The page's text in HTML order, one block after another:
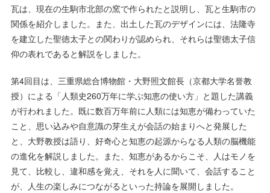
瓦は、現在の生駒市北部の窯で作られたと説明し、瓦と生駒市の
関係を紹介しました。また、出土した瓦のデザインには、法隆寺
を建立した聖徳太子との関わりが認められ、それらは聖徳太子信
仰の表れであると解説をしました。
第4回目は、三重県総合博物館・大野照文館長（京都大学名誉教
授）による「人類史260万年に学ぶ知恵の使い方」と題した講義
が行われました。既に数百万年前に人類には知恵が備わっていた
こと、思い込みや自意識の芽生えが会話の始まりへと発展した
と、大野教授は語り、好奇心と知恵の起源からなる人類の脳機能
の進化を解説しました。また、知恵があるからこそ、人はモノを
見て、比較し、違和感を覚え、それを人に聞いて、会話すること
が、人生の楽しみにつながるといった持論を展開しました。